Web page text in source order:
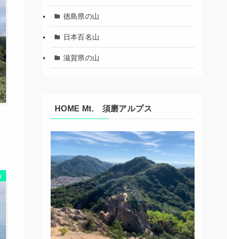
徳島県の山
日本百名山
滋賀県の山
HOME Mt. 須磨アルプス